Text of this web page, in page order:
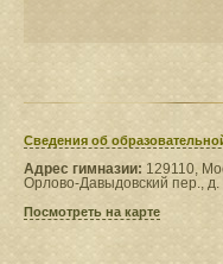
Сведения​ об
Адрес гимназии: 129110,
Орлово-Давыдовский пер., д.
Посмотреть на карте